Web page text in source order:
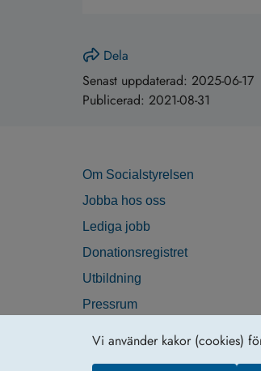
Vi använder kakor (cookies)
Dela
Senast uppdaterad: 2025-06-17
Publicerad: 2021-08-31
Om Socialstyrelsen
Jobba hos oss
Lediga jobb
Donationsregistret
Utbildning
Pressrum